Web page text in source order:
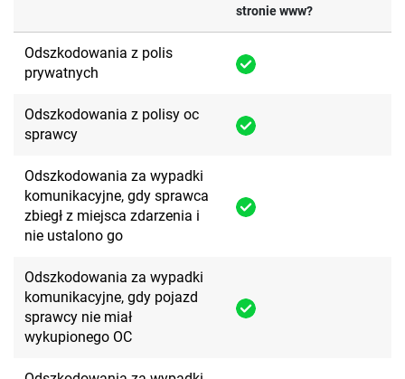
stronie www?
Odszkodowania z polis
prywatnych
Odszkodowania z polisy oc
sprawcy
Odszkodowania za wypadki
komunikacyjne, gdy sprawca
zbiegł z miejsca zdarzenia i
nie ustalono go
Odszkodowania za wypadki
komunikacyjne, gdy pojazd
sprawcy nie miał
wykupionego OC